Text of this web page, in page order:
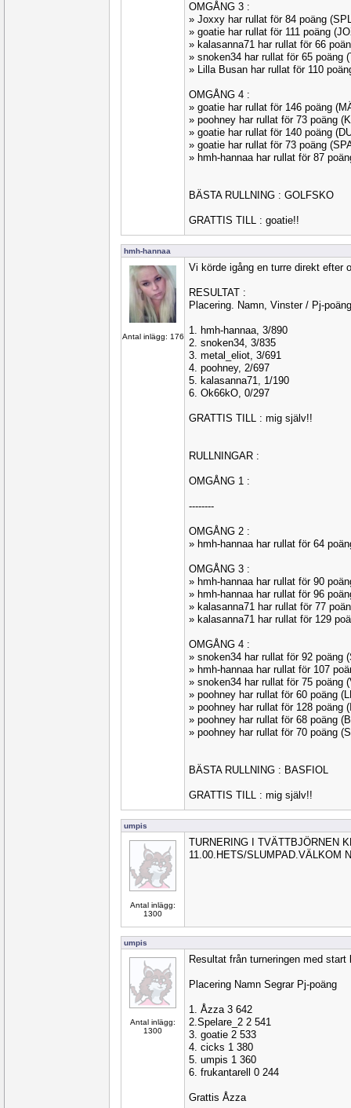
OMGÅNG 3 :
» Joxxy har rullat för 84 poäng
» goatie har rullat för 111 poäng
» kalasanna71 har rullat för 66
» snoken34 har rullat för 65 poäng
» Lilla Busan har rullat för 110
OMGÅNG 4 :
» goatie har rullat för 146 poäng
» poohney har rullat för 73 poäng
» goatie har rullat för 140 poäng
» goatie har rullat för 73 poäng
» hmh-hannaa har rullat för 87
BÄSTA RULLNING : GOLFSKO
GRATTIS TILL : goatie!!
hmh-hannaa
Antal inlägg: 176
Vi körde igång en turre direkt efter
RESULTAT :
Placering. Namn, Vinster / Pj-poäng
1. hmh-hannaa, 3/890
2. snoken34, 3/835
3. metal_eliot, 3/691
4. poohney, 2/697
5. kalasanna71, 1/190
6. Ok66kO, 0/297
GRATTIS TILL : mig själv!!
RULLNINGAR :
OMGÅNG 1 :
--------
OMGÅNG 2 :
» hmh-hannaa har rullat för 64
OMGÅNG 3 :
» hmh-hannaa har rullat för 90
» hmh-hannaa har rullat för 96
» kalasanna71 har rullat för 77
» kalasanna71 har rullat för 129
OMGÅNG 4 :
» snoken34 har rullat för 92 poäng
» hmh-hannaa har rullat för 107
» snoken34 har rullat för 75 poäng
» poohney har rullat för 60 poäng
» poohney har rullat för 128 poäng
» poohney har rullat för 68 poäng
» poohney har rullat för 70 poäng
BÄSTA RULLNING : BASFIOL
GRATTIS TILL : mig själv!!
umpis
Antal inlägg:
1300
TURNERING I TVÄTTBJÖRNEN
11.00.HETS/SLUMPAD.VÄLKOM
umpis
Antal inlägg:
1300
Resultat från turneringen med start
Placering Namn Segrar Pj-poäng
1. Åzza 3 642
2.Spelare_2 2 541
3. goatie 2 533
4. cicks 1 380
5. umpis 1 360
6. frukantarell 0 244
Grattis Åzza